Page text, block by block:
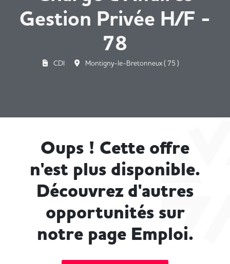
Gestion Privée H/F -
78
CDI Montigny-le-Bretonneux ( 75 )
Oups ! Cette offre
n'est plus disponible.
Découvrez d'autres
opportunités sur
notre page Emploi.